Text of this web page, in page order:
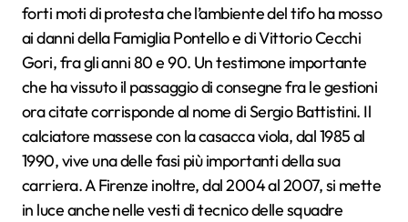
forti moti di protesta che l’ambiente del tifo ha mosso
ai danni della Famiglia Pontello e di Vittorio Cecchi
Gori, fra gli anni 80 e 90. Un testimone importante
che ha vissuto il passaggio di consegne fra le gestioni
ora citate corrisponde al nome di Sergio Battistini. Il
calciatore massese con la casacca viola, dal 1985 al
1990, vive una delle fasi più importanti della sua
carriera. A Firenze inoltre, dal 2004 al 2007, si mette
in luce anche nelle vesti di tecnico delle squadre